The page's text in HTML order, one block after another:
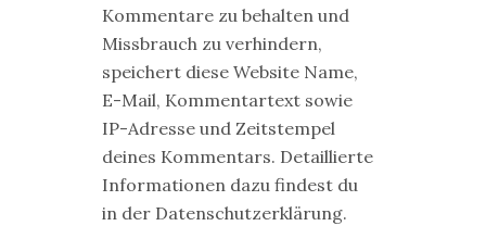
Kommentare zu behalten und
Missbrauch zu verhindern,
speichert diese Website Name,
E-Mail, Kommentartext sowie
IP-Adresse und Zeitstempel
deines Kommentars. Detaillierte
Informationen dazu findest du
in der Datenschutzerklärung.